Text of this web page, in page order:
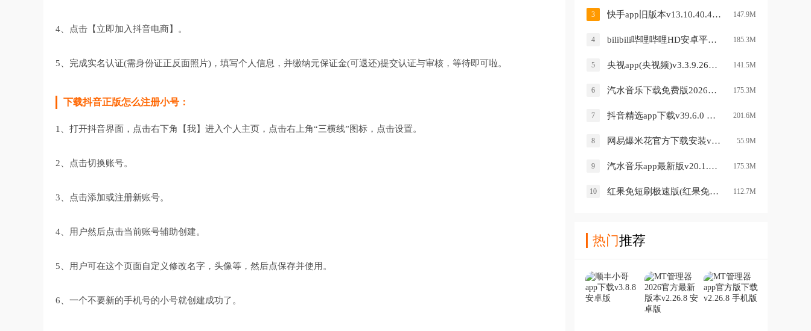
4、点击【立即加入抖音电商】。
5、完成实名认证(需身份证正反面照片)，填写个人信息，并缴纳元保证金(可退还)提交认证与审核，等待即可啦。
下载抖音正版怎么注册小号：
1、打开抖音界面，点击右下角【我】进入个人主页，点击右上角“三横线”图标，点击设置。
2、点击切换账号。
3、点击添加或注册新账号。
4、用户然后点击当前账号辅助创建。
5、用户可在这个页面自定义修改名字，头像等，然后点保存并使用。
6、一个不要新的手机号的小号就创建成功了。
3 快手app旧版本v13.10.40.45432 安卓版 147.9M
4 bilibili哔哩哔哩HD安卓平板客户端v2.5.1 最新版 185.3M
5 央视app(央视频)v3.3.9.26709 官方版 141.5M
6 汽水音乐下载免费版2026版v20.1.0 安卓版 175.3M
7 抖音精选app下载v39.6.0 安卓版 201.6M
8 网易爆米花官方下载安装v2.12.0 最新版 55.9M
9 汽水音乐app最新版v20.1.0 安卓版 175.3M
10 红果免短刷极速版(红果免费短剧)v7.1.3.32 最新版 112.7M
热门推荐